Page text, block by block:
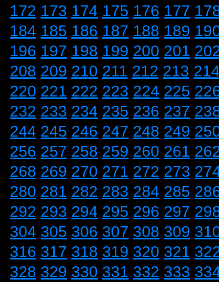
172 173 174 175 176 177
184 185 186 187 188 189
196 197 198 199 200 201
208 209 210 211 212 213
220 221 222 223 224 225
232 233 234 235 236 237
244 245 246 247 248 249
256 257 258 259 260 261
268 269 270 271 272 273
280 281 282 283 284 285
292 293 294 295 296 297
304 305 306 307 308 309
316 317 318 319 320 321
328 329 330 331 332 333